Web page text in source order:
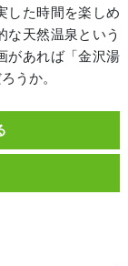
した時間を楽しめ
な天然温泉という
があれば「金沢湯
うか。